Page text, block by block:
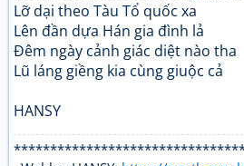
Lỡ dại theo Tàu Tổ quốc xa
Lên đần dựa Hán gia đình lả
Đêm ngày cảnh giác diệt nào tha
Lũ láng giềng kia cùng giuộc cả
HANSY